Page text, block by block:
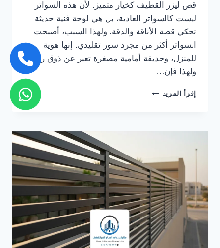
قص ليزر القطيف كخيار متميز. لأن هذه السواتر
ليست كالسواتر العادية، بل هي لوحة فنية حديثة
تحكي قصة الأناقة والدقة. ولهذا السبب، أصبحت
السواتر أكثر من مجرد سور تقليدي. إنها هوية
للمنزل، وحديقة أمامية مصغرة تعبر عن ذوق رفيع.
ولهذا فإن…
إقرأ المزيد سواتر
أفضل
تصاميم
سواتر
ليزر
في
القطيف